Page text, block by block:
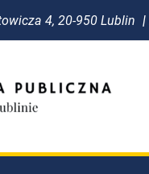
4, 20-950 Lublin |